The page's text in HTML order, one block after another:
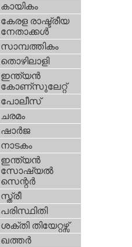
കായികം
കേരള രാഷ്ട്രീയ
നേതാക്കള്‍
സാമ്പത്തികം
തൊഴിലാളി
ഇന്ത്യന്‍
കോണ്സുലേറ്റ്
പോലീസ്
ചരമം
ഷാര്‍ജ
നാടകം
ഇന്ത്യന്‍
സോഷ്യല്‍
സെന്റര്‍
സ്ത്രീ
പരിസ്ഥിതി
ശക്തി തിയേറ്റഴ്സ്
ഖത്തര്‍